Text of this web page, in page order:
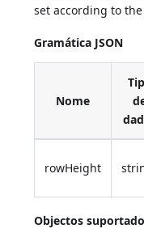
set according to
Gramática JSON
Nome
rowHeight
Objectos